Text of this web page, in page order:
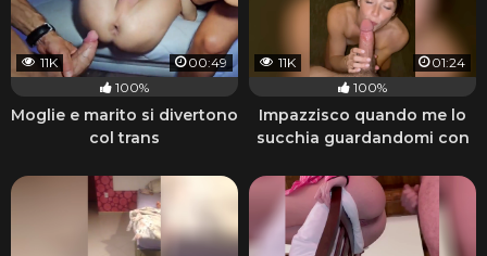
11K
00:49
100%
Moglie e marito si divertono
col trans
11K
01:24
100%
Impazzisco quando me lo
succhia guardandomi con